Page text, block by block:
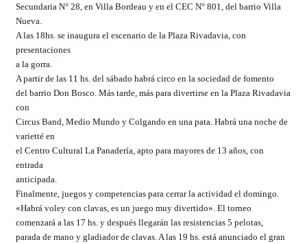
Secundaria N° 28, en Villa Bordeau y en el CEC N° 801, del barrio Villa
Nueva.
A las 18hs. se inaugura el escenario de la Plaza Rivadavia, con
presentaciones
a la gorra.
A partir de las 11 hs. del sábado habrá circo en la sociedad de fomento
del barrio Don Bosco. Más tarde, más para divertirse en la Plaza Rivadavia
con
Circus Band, Medio Mundo y Colgando en una pata. Habrá una noche de
varietté en
el Centro Cultural La Panadería, apto para mayores de 13 años, con
entrada
anticipada.
Finalmente, juegos y competencias para cerrar la actividad el domingo.
«Habrá voley con clavas, es un juego muy divertido». El torneo
comenzará a las 17 hs. y después llegarán las resistencias 5 pelotas,
parada de mano y gladiador de clavas. A las 19 hs. está anunciado el gran